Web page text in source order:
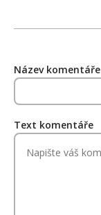
Název komentáře
Text komentáře